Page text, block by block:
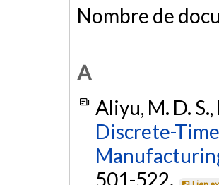
Nombre de
A
Aliyu, M. D.
Discrete-
501-522.